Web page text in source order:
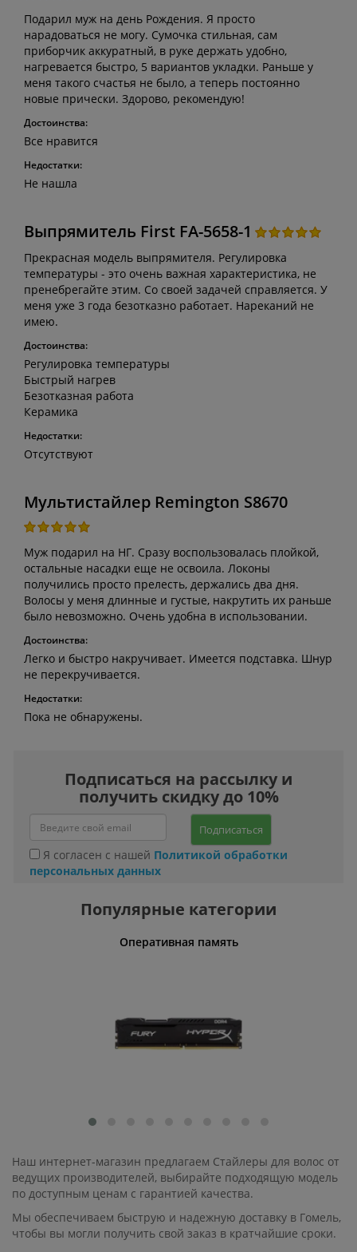
Подарил муж на день Рождения. Я просто
нарадоваться не могу. Сумочка стильная, сам
приборчик аккуратный, в руке держать удобно,
нагревается быстро, 5 вариантов укладки. Раньше у
меня такого счастья не было, а теперь постоянно
новые прически. Здорово, рекомендую!
Достоинства:
Все нравится
Недостатки:
Не нашла
Выпрямитель First FA-5658-1
Прекрасная модель выпрямителя. Регулировка
температуры - это очень важная характеристика, не
пренебрегайте этим. Со своей задачей справляется. У
меня уже 3 года безотказно работает. Нареканий не
имею.
Достоинства:
Регулировка температуры
Быстрый нагрев
Безотказная работа
Керамика
Недостатки:
Отсутствуют
Мультистайлер Remington S8670
Муж подарил на НГ. Сразу воспользовалась плойкой,
остальные насадки еще не освоила. Локоны
получились просто прелесть, держались два дня.
Волосы у меня длинные и густые, накрутить их раньше
было невозможно. Очень удобна в использовании.
Достоинства:
Легко и быстро накручивает. Имеется подставка. Шнур
не перекручивается.
Недостатки:
Пока не обнаружены.
Подписаться на рассылку и
получить скидку до 10%
Подписаться
Я согласен с нашей Политикой обработки
персональных данных
Популярные категории
Оперативная память
Наш интернет-магазин предлагаем Стайлеры для волос от
ведущих производителей, выбирайте подходящую модель
по доступным ценам с гарантией качества.
Мы обеспечиваем быструю и надежную доставку в Гомель,
чтобы вы могли получить свой заказ в кратчайшие сроки.